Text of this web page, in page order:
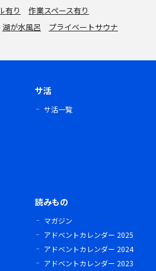
有り
作業スペース有り
湖が水風呂 プライベートサウナ
サ活
サ活一覧
読みもの
マガジン
アドベントカレンダー 2025
アドベントカレンダー 2024
アドベントカレンダー 2023